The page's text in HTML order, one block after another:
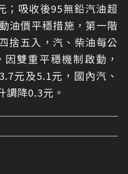
；吸收後95無鉛汽油超
油價平穩措施，第一階
捨五入，汽、柴油每公
雙重平穩機制啟動，
元及5.1元，國內汽、
調降0.3元。